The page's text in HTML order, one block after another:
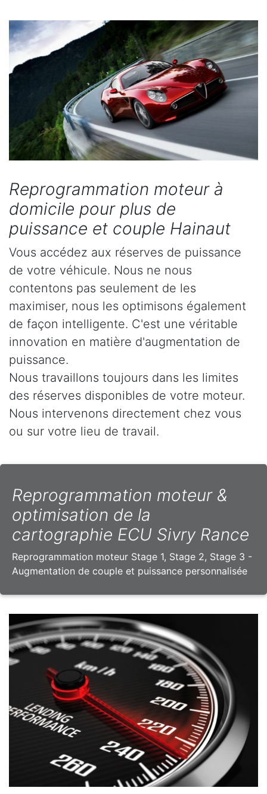
Reprogrammation moteur à
domicile pour plus de
puissance et couple Hainaut
Vous accédez aux réserves de puissance
de votre véhicule. Nous ne nous
contentons pas seulement de les
maximiser, nous les optimisons également
de façon intelligente. C'est une véritable
innovation en matière d'augmentation de
puissance.
Nous travaillons toujours dans les limites
des réserves disponibles de votre moteur.
Nous intervenons directement chez vous
ou sur votre lieu de travail.
Reprogrammation moteur &
optimisation de la
cartographie ECU Sivry Rance
Reprogrammation moteur Stage 1, Stage 2, Stage 3 -
Augmentation de couple et puissance personnalisée